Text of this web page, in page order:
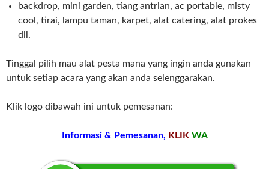
backdrop, mini garden, tiang antrian, ac portable, misty
cool, tirai, lampu taman, karpet, alat catering, alat prokes
dll.
Tinggal pilih mau alat pesta mana yang ingin anda gunakan
untuk setiap acara yang akan anda selenggarakan.
Klik logo dibawah ini untuk pemesanan:
Informasi & Pemesanan, KLIK WA